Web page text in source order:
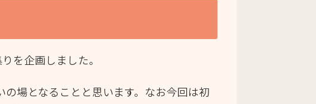
を企画しました。
場となることと思います。なお今回は初